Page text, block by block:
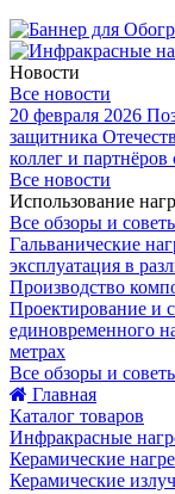
Новости
Все новости
20 февраля 2026
защитника
коллег и
Все новости
Использование
Все обзоры и
Гальванические
эксплуатация в
Производство
Проектирование и
единовременного
метрах
Все обзоры и
Главная
Каталог товаров
Инфракрасные
Керамические
Керамические